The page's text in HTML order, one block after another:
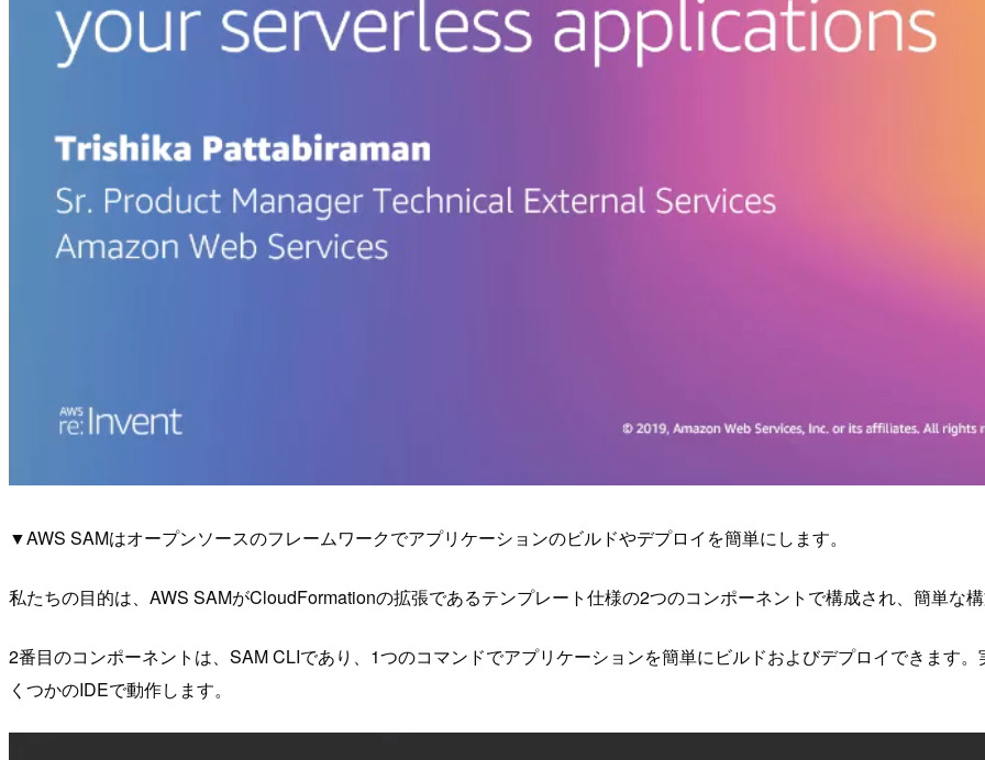
▼AWS SAMはオープンソースのフレームワークでアプリケーションのビルドやデプロイを簡単にします。
私たちの目的は、AWS SAMがCloudFormationの拡張であるテンプレート仕様の2つのコンポーネントで構成され、簡単な
2番目のコンポーネントは、SAM CLIであり、1つのコマンドでアプリケーションを簡単にビルドおよびデプロイできます
くつかのIDEで動作します。